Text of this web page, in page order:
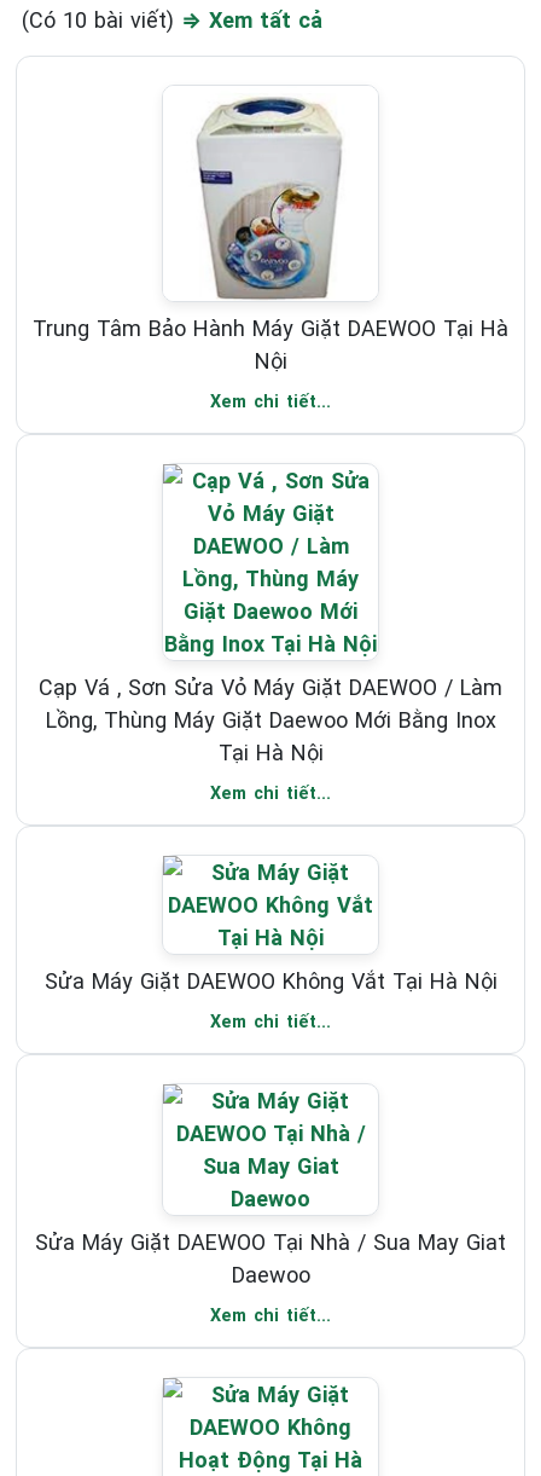
(Có 10 bài viết) ⇒ Xem tất cả
Trung Tâm Bảo Hành Máy Giặt DAEWOO Tại Hà
Nội
Xem chi tiết...
Cạp Vá , Sơn Sửa Vỏ Máy Giặt DAEWOO / Làm
Lồng, Thùng Máy Giặt Daewoo Mới Bằng Inox
Tại Hà Nội
Xem chi tiết...
Sửa Máy Giặt DAEWOO Không Vắt Tại Hà Nội
Xem chi tiết...
Sửa Máy Giặt DAEWOO Tại Nhà / Sua May Giat
Daewoo
Xem chi tiết...